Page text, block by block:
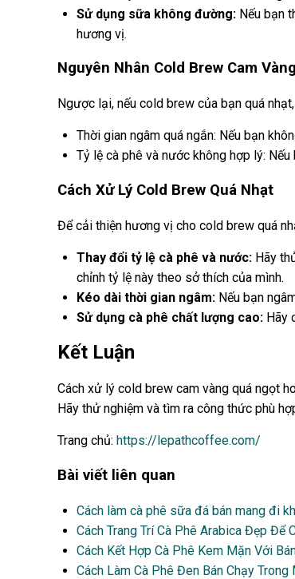
Sử dụng sữa không đường: Nếu bạn
hương vị.
Nguyên Nhân Cold Brew Cam
Ngược lại, nếu cold brew của bạn quá
Thời gian ngâm quá ngắn: Nếu bạn
Tỷ lệ cà phê và nước không hợp lý:
Cách Xử Lý Cold Brew Quá Nhạt
Để cải thiện hương vị cho cold brew quá
Thay đổi tỷ lệ cà phê và nước: Hãy
chỉnh tỷ lệ này theo sở thích của mình.
Kéo dài thời gian ngâm: Nếu bạn
Sử dụng cà phê chất lượng cao: Hãy
Kết Luận
Cách xử lý cold brew cam vàng quá ngọt
Hãy thử nghiệm và tìm ra công thức phù
Trang chủ: https://lepathcoffee.com/
Bài viết liên quan
Cách làm cà phê sữa đá bán mang đi
Cách Trang Trí Cà Phê Arabica Đẹp Để
Cách Kết Hợp Cà Phê Kem Mặn Với
Cách Làm Cà Phê Đen Bán Chạy Trong